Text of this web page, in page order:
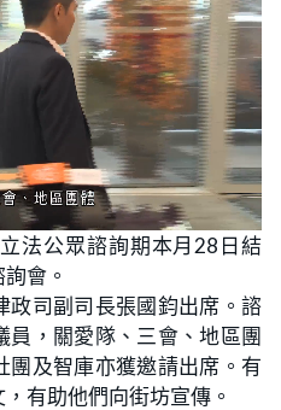
法公眾諮詢期本月28日結
會。
政司副司長張國鈞出席。諮
，關愛隊、三會、地區團
團及智庫亦獲邀請出席。有
有助他們向街坊宣傳。